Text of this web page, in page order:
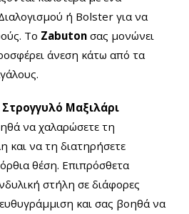
ή Bolster για να
Το Zabuton σας μονώνει
άνεση κάτω από τα
Στρογγυλό Μαξιλάρι
να χαλαρώσετε τη
και να τη διατηρήσετε
θέση. Επιπρόσθετα
στήλη σε διάφορες
και σας βοηθά να